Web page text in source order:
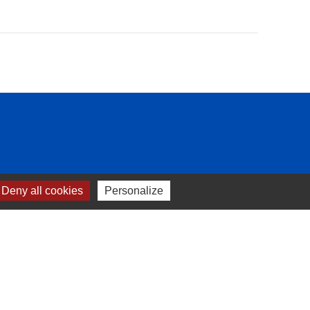
Deny all cookies Personalize